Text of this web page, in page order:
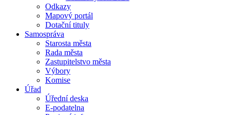
Odkazy
Mapový portál
Dotační tituly
Samospráva
Starosta města
Rada města
Zastupitelstvo města
Výbory
Komise
Úřad
Úřední deska
E-podatelna